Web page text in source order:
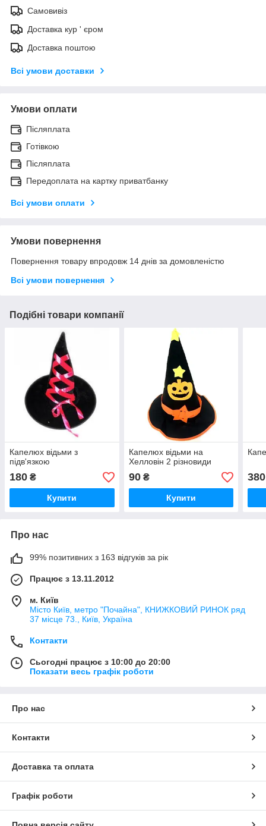
Самовивіз
Доставка кур ' єром
Доставка поштою
Всі умови доставки
Умови оплати
Післяплата
Готівкою
Післяплата
Передоплата на картку приватбанку
Всі умови оплати
Умови повернення
Повернення товару впродовж 14 днів за домовленістю
Всі умови повернення
Подібні товари компанії
Капелюх відьми з
підв'язкою
180 ₴
Купити
Капелюх відьми на
Хелловін 2 різновиди
90₴
Купити
380
Про нас
99% позитивних з 163 відгуків за рік
Працює з 13.11.2012
м. Київ
Місто Київ, метро "Почайна", КНИЖКОВИЙ РИНОК ряд
37 місце 73., Київ, Україна
Контакти
Сьогодні працює з 10:00 до 20:00
Показати весь графік роботи
Про нас
Контакти
Доставка та оплата
Графік роботи